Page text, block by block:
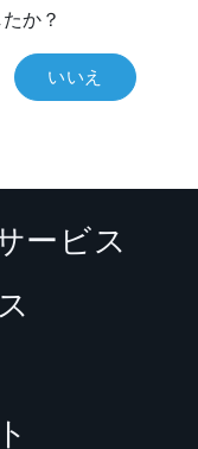
か？
いいえ
ービス